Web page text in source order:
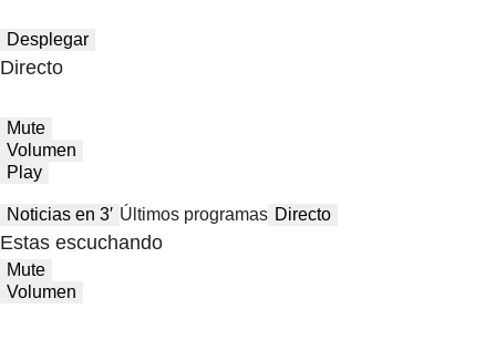
Desplegar
Directo
Mute
Volumen
Play
Noticias en 3′ Últimos programas Directo
Estas escuchando
Mute
Volumen